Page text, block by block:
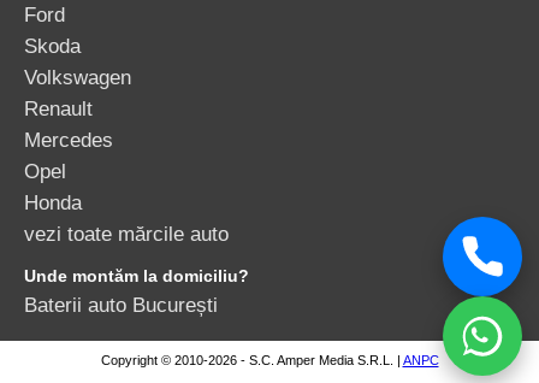
Ford
Skoda
Volkswagen
Renault
Mercedes
Opel
Honda
vezi toate mărcile auto
Unde montăm la domiciliu?
Baterii auto București
Copyright © 2010-2026 - S.C. Amper Media S.R.L. | ANPC